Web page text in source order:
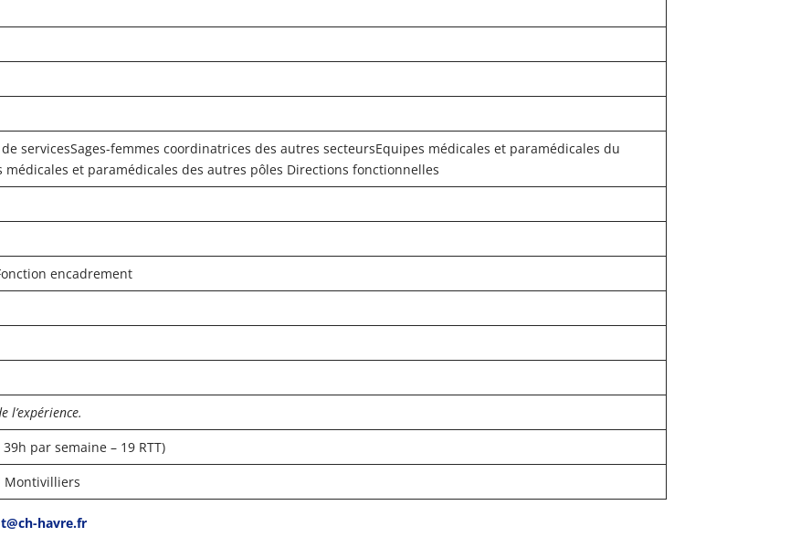
servicesSages-femmes coordinatrices des autres secteursEquipes médicales et paramédicales du
et paramédicales des autres pôles Directions fonctionnelles
encadrement
l’expérience.
semaine – 19 RTT)
havre.fr